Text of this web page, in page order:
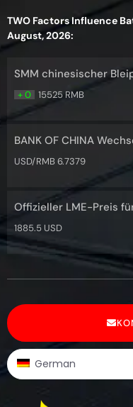
TWO Factors Influence
August, 2026:
SMM chinesischer
+ 0 15525 RMB
BANK OF CHINA
USD/RMB 6.7379
Offizieller LME-Preis
1885.5 USD
German